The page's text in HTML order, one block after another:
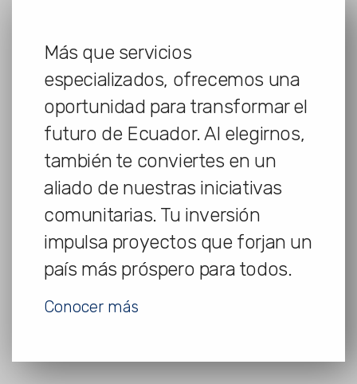
Más que servicios
especializados, ofrecemos una
oportunidad para transformar el
futuro de Ecuador. Al elegirnos,
también te conviertes en un
aliado de nuestras iniciativas
comunitarias. Tu inversión
impulsa proyectos que forjan un
país más próspero para todos.
Conocer más